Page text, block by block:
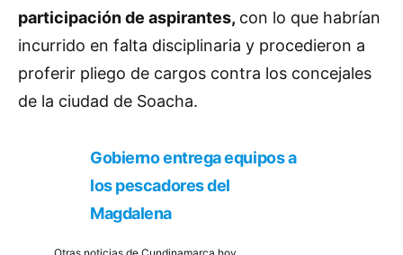
participación de aspirantes, con lo que habrían
incurrido en falta disciplinaria y procedieron a
proferir pliego de cargos contra los concejales
de la ciudad de Soacha.
Gobierno entrega equipos a
los pescadores del
Magdalena